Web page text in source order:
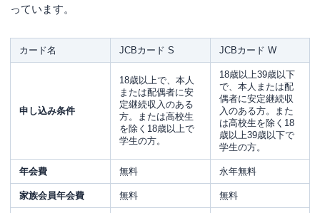
っています。
カード名 JCBカード S JCBカード W
申し込み条件
18歳以上で、本人
または配偶者に安
定継続収入のある
方。または高校生
を除く18歳以上で
学生の方。
18歳以上39歳以下
で、本人または配
偶者に安定継続収
入のある方。また
は高校生を除く18
歳以上39歳以下で
学生の方。
年会費 無料 永年無料
家族会員年会費 無料 無料